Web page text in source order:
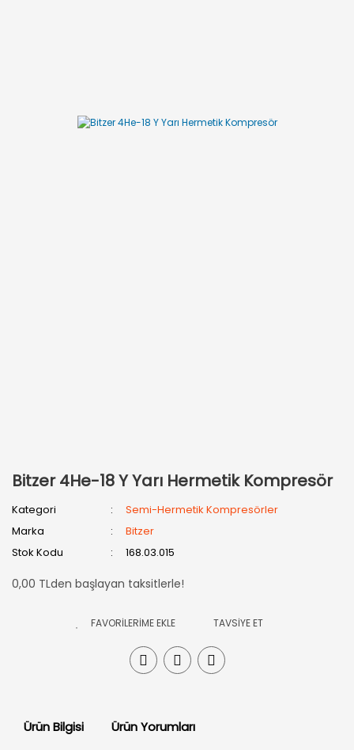
Bitzer 4He-18 Y Yarı Hermetik Kompresör
Kategori
Semi-Hermetik Kompresörler
Marka
Bitzer
Stok Kodu
168.03.015
0,00 TLden başlayan taksitlerle!
TAVSİYE ET
Ürün Bilgisi Ürün Yorumları